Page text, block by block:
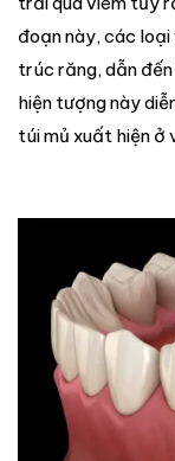
đoạn này, các
trúc răng, dẫn
hiện tượng này
túi mủ xuất hiện ở